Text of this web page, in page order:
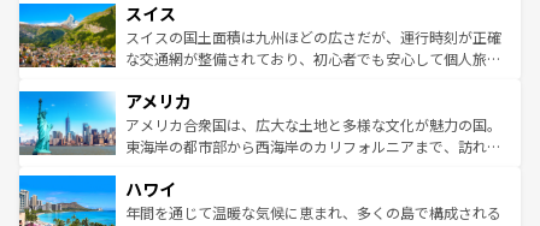
れる地方に足を運ぶとそれぞれで全く異なる文化を体験で
きるだろう。 なお、新着のフランス情報はコンテンツ一覧
を参照してほしい。
は、お酒好きな人にはぜひ体験してほしい。 なお、新着の
ドイツ情報はコンテンツ一覧を参照してほしい。
リアごとに異なる魅力がある。また、優雅なアフタヌーン
ティー、ビール好きにはたまらない英国パブ、サッカー観
戦など、本場だからこそできる体験も豊富。イギリスを旅
ンツ一覧を参照してほしい。
スイス
スイスの国土面積は九州ほどの広さだが、運行時刻が正確
な交通網が整備されており、初心者でも安心して個人旅行
の建物がそのまま残る町や、スイスならではのユニークな
博物館もあり、アルプス観光だけでなく町歩きも満喫する
ことができる。国民の所得が高いため物価も高いが、旅行
ば市内交通費無料で観光を楽しむこともできる。 なお、新
着のスイス情報はコンテンツ一覧 を参照してほしい。
アメリカ
アメリカ合衆国は、広大な土地と多様な文化が魅力の国。
東海岸の都市部から西海岸のカリフォルニアまで、訪れる
のような巨大都市は、観光、ショッピング、エンターテイ
ンメントが詰まった刺激的なスポットだ。一方、アメリカ
ハワイ
年間を通じて温暖な気候に恵まれ、多くの島で構成される